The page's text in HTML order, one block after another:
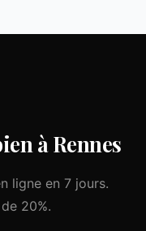
à Rennes
ligne en 7 jours.
20%.